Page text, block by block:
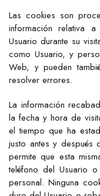
Las cookies son
información relativa
Usuario durante su
como Usuario, y
Web, y pueden
resolver errores.
La información
la fecha y hora de
el tiempo que ha
justo antes y después
permite que esta
teléfono del Usuario
personal. Ninguna